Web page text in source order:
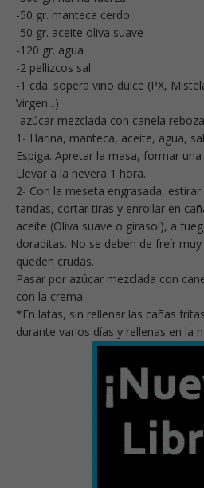
-50 gr. manteca cerdo
-50 gr. aceite oliva suave
-120 gr. agua
-2 pellizcos sal
-1 cda. sopera vino dulce (PX,
Virgen...)
-azúcar mezclada con canela
1- Harina, manteca, aceite, agua,
Espiga. Apretar la masa, formar
Llevar a la nevera 1 hora.
2- Con la meseta engrasada,
tandas, cortar tiras y enrollar en
aceite (Oliva suave o girasol), a
doraditas. No se deben de freír
queden crudas.
Pasar por azúcar mezclada con
con la crema.
*En latas, sin rellenar las cañas
durante varios días y rellenas en la